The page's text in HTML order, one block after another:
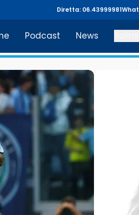
Diretta: 06.43999981
Podcast News